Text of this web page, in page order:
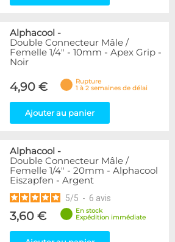
Alphacool -
Double Connecteur Mâle /
Femelle 1/4" - 10mm - Apex Grip -
Noir
4,90 €
Rupture
1 à 2 semaines de délai
Ajouter au panier
Alphacool -
Double Connecteur Mâle /
Femelle 1/4" - 20mm - Alphacool
Eiszapfen - Argent
5/5 - 6 avis
3,60 €
En stock
Expédition immédiate